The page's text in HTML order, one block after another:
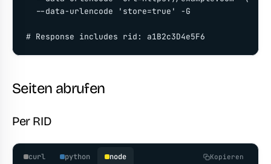
  --data-urlencode 'store=true' -G
# Response includes rid: a1B2c3D4e5F6
Seiten abrufen
Per RID
curl python node Kopieren